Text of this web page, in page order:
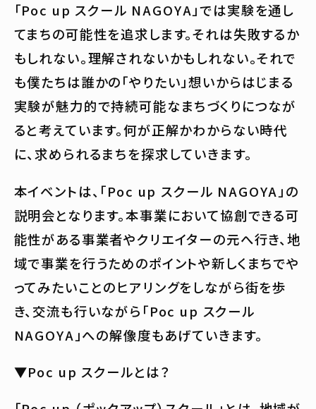
「Poc up スクール NAGOYA」では実験を通し
てまちの可能性を追求します。それは失敗するか
もしれない。理解されないかもしれない。それで
も僕たちは誰かの「やりたい」想いからはじまる
実験が魅力的で持続可能なまちづくりにつなが
ると考えています。何が正解かわからない時代
に、求められるまちを探求していきます。
本イベントは、「Poc up スクール NAGOYA」の
説明会となります。本事業において協創できる可
能性がある事業者やクリエイターの元へ行き、地
域で事業を行うためのポイントや新しくまちでや
ってみたいことのヒアリングをしながら街を歩
き、交流も行いながら「Poc up スクール
NAGOYA」への解像度もあげていきます。
▼Poc up スクールとは？